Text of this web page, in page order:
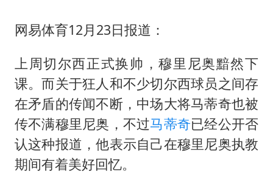
面对面丨蔡磊：与渐冻症抗争 纵使不敌 也不屈服
NBA传奇教练老尼尔森去世
手机真会“偷听”我们说话吗
加沙约14万栋建筑被完全摧毁
网易体育12月23日报道：
上周切尔西正式换帅，穆里尼奥黯然下
课。而关于狂人和不少切尔西球员之间存
在矛盾的传闻不断，中场大将马蒂奇也被
传不满穆里尼奥，不过马蒂奇已经公开否
认这种报道，他表示自己在穆里尼奥执教
期间有着美好回忆。